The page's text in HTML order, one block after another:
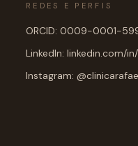
REDES E PERFIS
ORCID: 0009-0001-
LinkedIn: linkedin.com/
Instagram: